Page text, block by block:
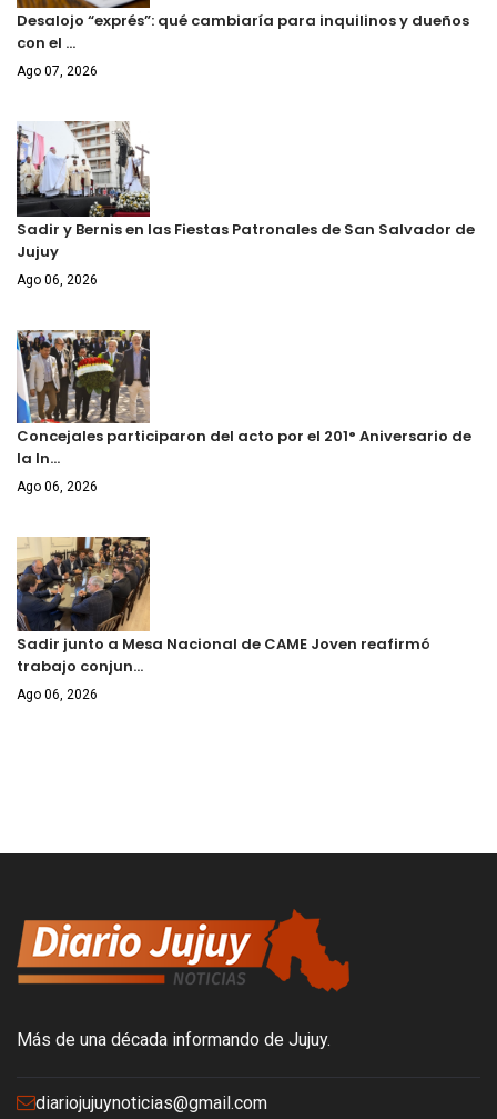
Desalojo “exprés”: qué cambiaría para inquilinos y dueños
con el …
Ago 07, 2026
Sadir y Bernis en las Fiestas Patronales de San Salvador de
Jujuy
Ago 06, 2026
Concejales participaron del acto por el 201° Aniversario de
la In…
Ago 06, 2026
Sadir junto a Mesa Nacional de CAME Joven reafirmó
trabajo conjun…
Ago 06, 2026
Más de una década informando de Jujuy.
diariojujuynoticias@gmail.com